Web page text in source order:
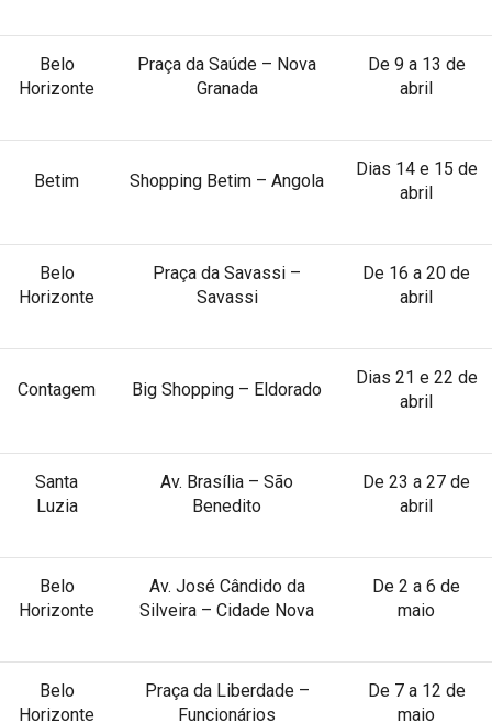
Belo
Horizonte
Praça da Saúde – Nova
Granada
De 9 a 13 de
abril
Betim Shopping Betim – Angola
Dias 14 e 15 de
abril
Belo
Horizonte
Praça da Savassi –
Savassi
De 16 a 20 de
abril
Contagem Big Shopping – Eldorado
Dias 21 e 22 de
abril
Santa
Luzia
Av. Brasília – São
Benedito
De 23 a 27 de
abril
Belo
Horizonte
Av. José Cândido da
Silveira – Cidade Nova
De 2 a 6 de
maio
Belo
Horizonte
Praça da Liberdade –
Funcionários
De 7 a 12 de
maio